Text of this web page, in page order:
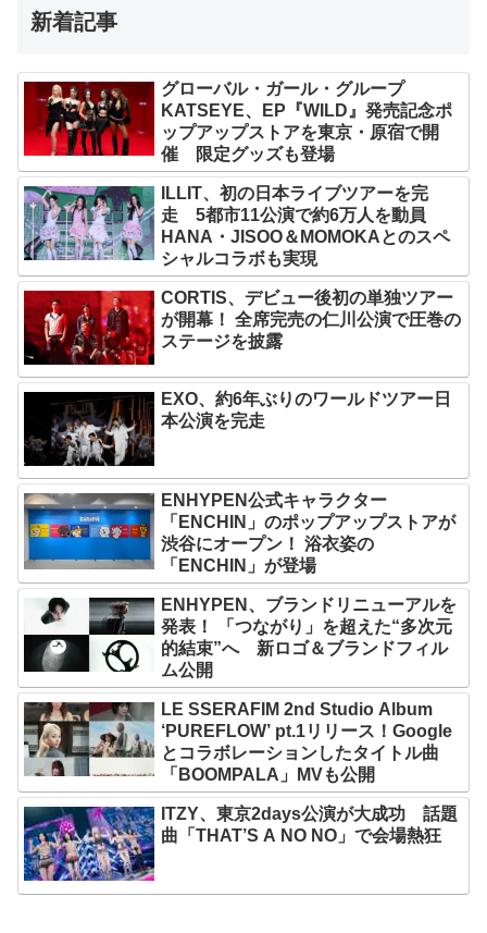
新着記事
グローバル・ガール・グループ
KATSEYE、EP『WILD』発売記念ポ
ップアップストアを東京・原宿で開
催 限定グッズも登場
ILLIT、初の日本ライブツアーを完
走 5都市11公演で約6万人を動員
HANA・JISOO＆MOMOKAとのスペ
シャルコラボも実現
CORTIS、デビュー後初の単独ツアー
が開幕！ 全席完売の仁川公演で圧巻の
ステージを披露
EXO、約6年ぶりのワールドツアー日
本公演を完走
ENHYPEN公式キャラクター
「ENCHIN」のポップアップストアが
渋谷にオープン！ 浴衣姿の
「ENCHIN」が登場
ENHYPEN、ブランドリニューアルを
発表！ 「つながり」を超えた“多次元
的結束”へ 新ロゴ＆ブランドフィル
ム公開
LE SSERAFIM 2nd Studio Album
‘PUREFLOW’ pt.1リリース！Google
とコラボレーションしたタイトル曲
「BOOMPALA」MVも公開
ITZY、東京2days公演が大成功 話題
曲「THAT’S A NO NO」で会場熱狂